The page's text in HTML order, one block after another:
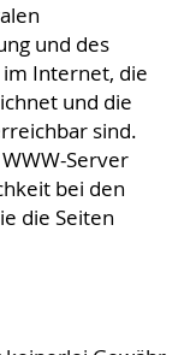
und des
Internet, die
und die
sind.
Server
bei den
die Seiten